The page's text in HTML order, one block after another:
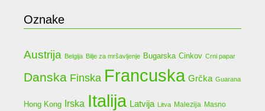
Oznake
Austrija Belgija Bilje za mršavljenje Bugarska Cinkov Crni papar
Danska Finska Francuska Grčka Guarana
Hong Kong Irska Italija Latvija Litva Malezija Masno